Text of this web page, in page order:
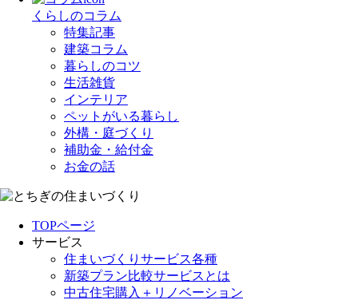
くらしのコラム
特集記事
建築コラム
暮らしのコツ
生活雑貨
インテリア
ペットがいる暮らし
外構・庭づくり
補助金・給付金
お金の話
TOPページ
サービス
住まいづくりサービス各種
新築プラン比較サービスとは
中古住宅購入＋リノベーション